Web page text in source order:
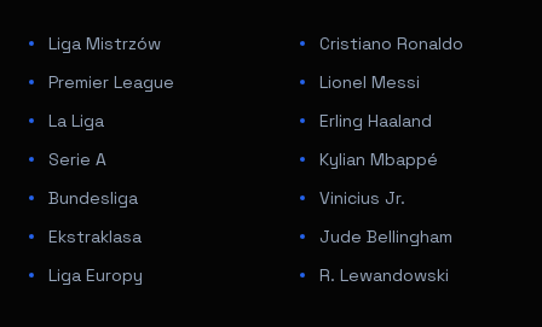
Liga Mistrzów
Premier League
La Liga
Serie A
Bundesliga
Ekstraklasa
Liga Europy
Cristiano Ronaldo
Lionel Messi
Erling Haaland
Kylian Mbappé
Vinicius Jr.
Jude Bellingham
R. Lewandowski